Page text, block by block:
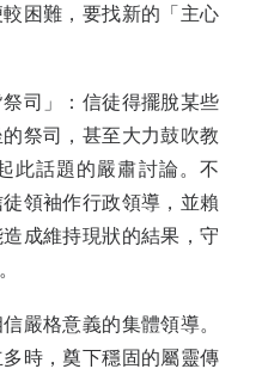
困難，要找新的「主心
司」：信徒得擺脫某些
祭司，甚至大力鼓吹教
此話題的嚴肅討論。不
領袖作行政領導，並賴
成維持現狀的結果，守
嚴格意義的集體領導。
時，奠下穩固的屬靈傳